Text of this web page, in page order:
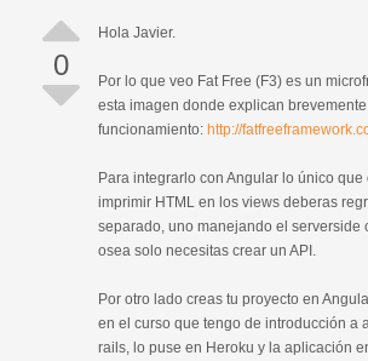
0
Hola Javier.
Por lo que veo Fat Free (F3) es un
esta imagen donde explican brevemente
funcionamiento: http://
Para integrarlo con Angular lo único
imprimir HTML en los views deberas
separado, uno manejando el serverside
osea solo necesitas crear un API.
Por otro lado creas tu proyecto en
en el curso que tengo de introducción a
rails, lo puse en Heroku y la aplicación